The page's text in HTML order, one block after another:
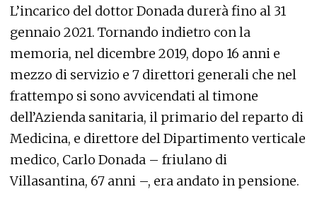
L’incarico del dottor Donada durerà fino al 31
gennaio 2021. Tornando indietro con la
memoria, nel dicembre 2019, dopo 16 anni e
mezzo di servizio e 7 direttori generali che nel
frattempo si sono avvicendati al timone
dell’Azienda sanitaria, il primario del reparto di
Medicina, e direttore del Dipartimento verticale
medico, Carlo Donada – friulano di
Villasantina, 67 anni –, era andato in pensione.